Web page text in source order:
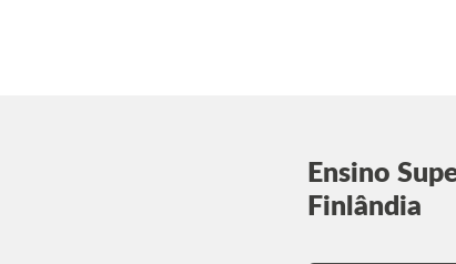
Ensino
Finlândia